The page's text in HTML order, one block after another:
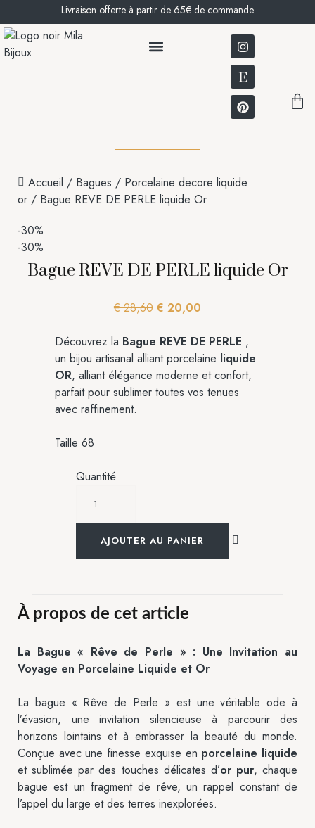
Livraison offerte à partir de 65€ de commande
Accueil / Bagues / Porcelaine decore liquide
or / Bague REVE DE PERLE liquide Or
-30%
-30%
Bague REVE DE PERLE liquide Or
€28,60 € 20,00
Découvrez la Bague REVE DE PERLE ,
un bijou artisanal alliant porcelaine liquide
OR, alliant élégance moderne et confort,
parfait pour sublimer toutes vos tenues
avec raffinement.
Taille 68
Quantité
AJOUTER AU PANIER
À propos de cet article
La Bague « Rêve de Perle » : Une Invitation au
Voyage en Porcelaine Liquide et Or
La bague « Rêve de Perle » est une véritable ode à
l’évasion, une invitation silencieuse à parcourir des
horizons lointains et à embrasser la beauté du monde.
Conçue avec une finesse exquise en porcelaine liquide
et sublimée par des touches délicates d’or pur, chaque
bague est un fragment de rêve, un rappel constant de
l’appel du large et des terres inexplorées.